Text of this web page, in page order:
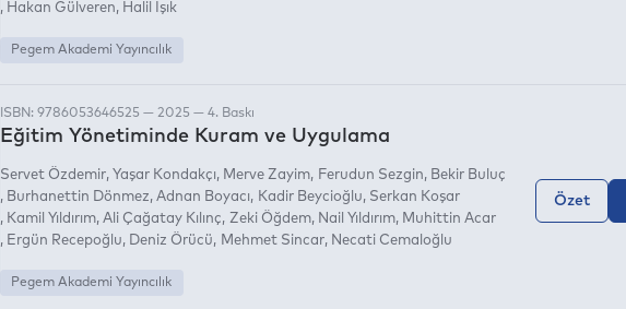
Hakan Gülveren
Halil Işık
Pegem Akademi Yayıncılık
ISBN: 9786053646525 — 2025 — 4. Baskı
Eğitim Yönetiminde Kuram ve Uygulama
Servet Özdemir Yaşar Kondakçı Merve Zayim Ferudun Sezgin
Bekir Buluç
Burhanettin Dönmez Adnan Boyacı Kadir Beycioğlu
Serkan Koşar
Kamil Yıldırım Ali Çağatay Kılınç Zeki Öğdem Nail Yıldırım
Muhittin Acar
Ergün Recepoğlu
Deniz Örücü Mehmet Sincar Necati Cemaloğlu
Pegem Akademi Yayıncılık
Özet